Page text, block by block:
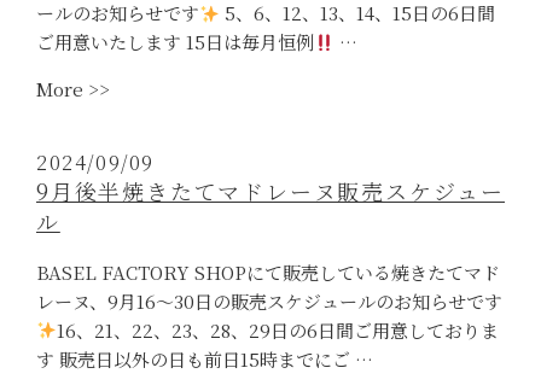
に
ールのお知らせです
5、6、12、13、14、15日の6日間
ご用意いたします 15日は毎月恒例
…
More >>
半
焼
た
て
マ
ド
2024/09/09
9月後半焼きたてマドレーヌ販売スケジュー
ル
BASEL FACTORY SHOPにて販売している焼きたてマド
レーヌ、9月16〜30日の販売スケジュールのお知らせです
16、21、22、23、28、29日の6日間ご用意しておりま
す 販売日以外の日も前日15時までにご …